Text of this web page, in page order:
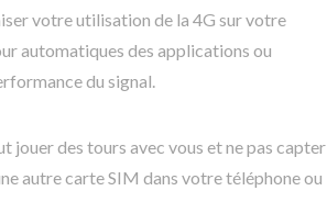
votre utilisation de la 4G sur votre
automatiques des applications ou
du signal.
jouer des tours avec vous et ne pas capter
autre carte SIM dans votre téléphone ou